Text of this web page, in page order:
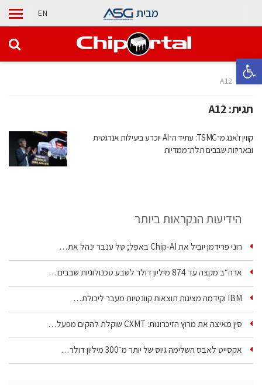
פתח סרגל נגישות
מבית EN
בית A12
תגית:A12
קווין ז'אנג מ־TSMC: עתיד ה־AI יוכרע ביעילות אנרגטית
ובאריזות שבבים תלת־ממדיות
הידיעות הנקראות ביותר
רוני פרידמן יוביל את Chip‑AI באפל; טל ענבר ינהל את…
ארה״ב מקצה עד 874 מיליון דולר לשבע טכנולוגיות שבבים…
IBM וקידמה מציגות תוצאות קוונטיות מעבר ליכולת…
סין מאיצה את מרוץ הזיכרונות: CXMT שוקלת להקים מפעל…
אקסייט לאבס השלימה גיוס של יותר מ־300 מיליון דולר…